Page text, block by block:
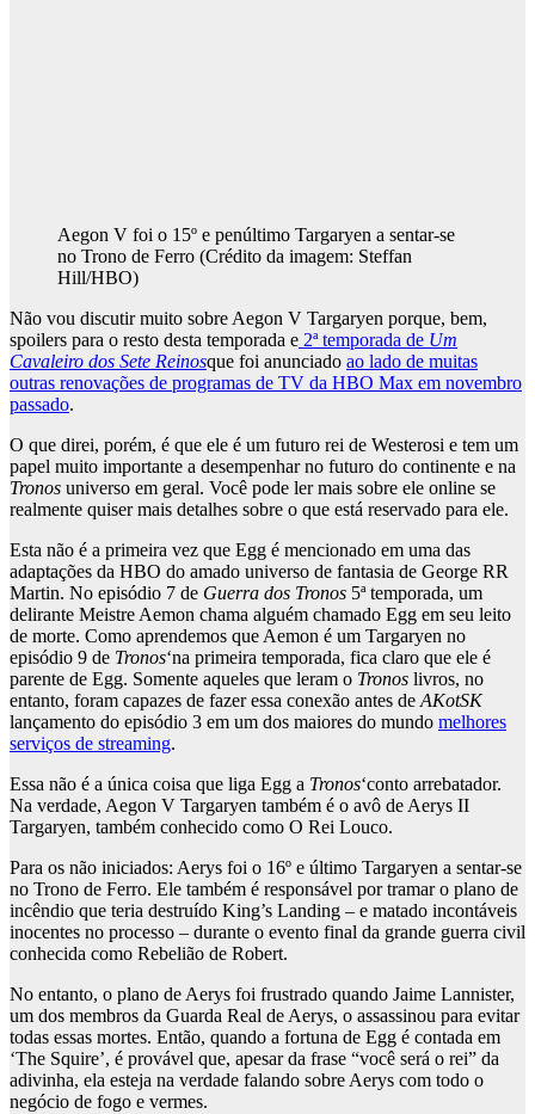
Aegon V foi o 15º e penúltimo Targaryen a sentar-se
no Trono de Ferro (Crédito da imagem: Steffan
Hill/HBO)
Não vou discutir muito sobre Aegon V Targaryen porque, bem,
spoilers para o resto desta temporada e 2ª temporada de Um
Cavaleiro dos Sete Reinosque foi anunciado ao lado de muitas
outras renovações de programas de TV da HBO Max em novembro
passado.
O que direi, porém, é que ele é um futuro rei de Westerosi e tem um
papel muito importante a desempenhar no futuro do continente e na
Tronos universo em geral. Você pode ler mais sobre ele online se
realmente quiser mais detalhes sobre o que está reservado para ele.
Esta não é a primeira vez que Egg é mencionado em uma das
adaptações da HBO do amado universo de fantasia de George RR
Martin. No episódio 7 de Guerra dos Tronos 5ª temporada, um
delirante Meistre Aemon chama alguém chamado Egg em seu leito
de morte. Como aprendemos que Aemon é um Targaryen no
episódio 9 de Tronos‘na primeira temporada, fica claro que ele é
parente de Egg. Somente aqueles que leram o Tronos livros, no
entanto, foram capazes de fazer essa conexão antes de AKotSK
lançamento do episódio 3 em um dos maiores do mundo melhores
serviços de streaming.
Essa não é a única coisa que liga Egg a Tronos‘conto arrebatador.
Na verdade, Aegon V Targaryen também é o avô de Aerys II
Targaryen, também conhecido como O Rei Louco.
Para os não iniciados: Aerys foi o 16º e último Targaryen a sentar-se
no Trono de Ferro. Ele também é responsável por tramar o plano de
incêndio que teria destruído King’s Landing – e matado incontáveis ​​​​
inocentes no processo – durante o evento final da grande guerra civil
conhecida como Rebelião de Robert.
No entanto, o plano de Aerys foi frustrado quando Jaime Lannister,
um dos membros da Guarda Real de Aerys, o assassinou para evitar
todas essas mortes. Então, quando a fortuna de Egg é contada em
‘The Squire’, é provável que, apesar da frase “você será o rei” da
adivinha, ela esteja na verdade falando sobre Aerys com todo o
negócio de fogo e vermes.